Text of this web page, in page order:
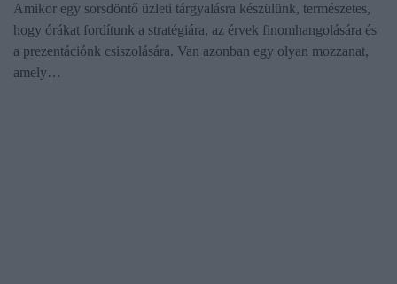
Amikor egy sorsdöntő üzleti tárgyalásra készülünk, természetes,
hogy órákat fordítunk a stratégiára, az érvek finomhangolására és
a prezentációnk csiszolására. Van azonban egy olyan mozzanat,
amely…